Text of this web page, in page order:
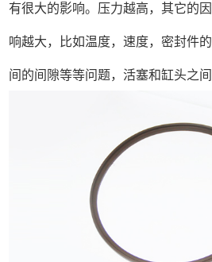
有很大的影响。压力越高，其它的
响越大，比如温度，速度，密封件
间的间隙等等问题，活塞和缸头之间